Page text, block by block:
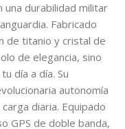
durabilidad militar
Fabricado
de titanio y cristal de
de elegancia, sino
día a día. Su
autonomía
diaria. Equipado
GPS de doble banda,